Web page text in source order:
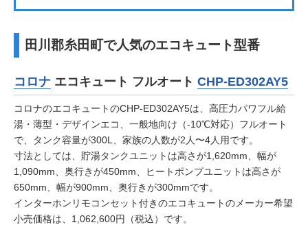
田川郡糸田町で人気のエコキュート型番
コロナ エコキュート フルオート CHP-ED302AY5
コロナのエコキュートのCHP-ED302AY5は、高圧力パワフル給
湯・薄型・デザインエコ、一般地向け（-10℃対応）フルオート
で、タンク容量が300L、家族の人数が2人〜4人用です。
寸法としては、貯湯タンクユニットは高さが1,620mm、幅が
1,090mm、奥行きが450mm、ヒートポンプユニットは高さが
650mm、幅が900mm、奥行きが300mmです。
インターホンリモコンセット付きのエコキュートのメーカー希望
小売価格は、1,062,600円（税込）です。